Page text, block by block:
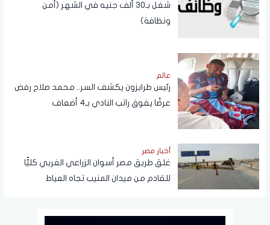
شغل بـ30 ألف جنيه في الشهر (أمن
ونظافة)
عالم
رئيس طرابزون يكشف السر.. محمد صلاح رفض
عرضًا يفوق راتب النادي بـ4 أضعاف
أخبار مصر
غلق طريق مصر أسوان الزراعي الغربي كليًّا
للقادم من ميدان المنيب تجاه العياط